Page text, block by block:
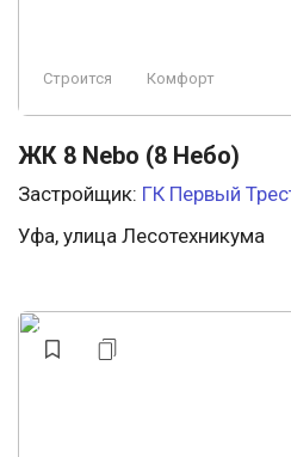
Строится Комфорт
ЖК 8 Nebo (8 Небо)
Застройщик: ГК Первый
Уфа, улица Лесотехникума